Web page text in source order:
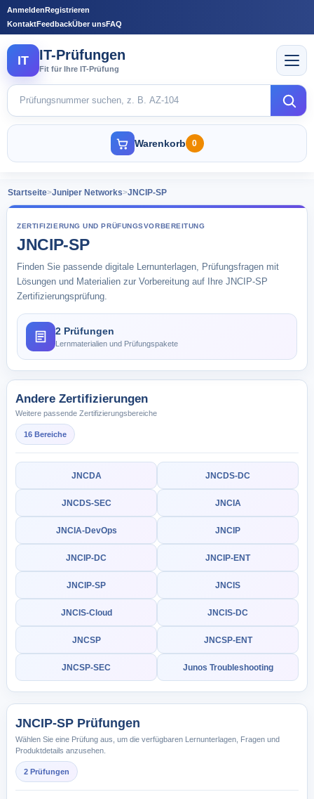
AnmeldenRegistrieren
KontaktFeedbackÜber unsFAQ
IT IT-Prüfungen
Fit für Ihre IT-Prüfung
Warenkorb 0
Startseite>Juniper Networks>JNCIP-SP
ZERTIFIZIERUNG UND PRÜFUNGSVORBEREITUNG
JNCIP-SP
Finden Sie passende digitale Lernunterlagen, Prüfungsfragen mit
Lösungen und Materialien zur Vorbereitung auf Ihre JNCIP-SP
Zertifizierungsprüfung.
2 Prüfungen
Lernmaterialien und Prüfungspakete
Andere Zertifizierungen
Weitere passende Zertifizierungsbereiche
16 Bereiche
JNCDA JNCDS-DC
JNCDS-SEC JNCIA
JNCIA-DevOps JNCIP
JNCIP-DC JNCIP-ENT
JNCIP-SP JNCIS
JNCIS-Cloud JNCIS-DC
JNCSP JNCSP-ENT
JNCSP-SEC Junos Troubleshooting
JNCIP-SP Prüfungen
Wählen Sie eine Prüfung aus, um die verfügbaren Lernunterlagen, Fragen und
Produktdetails anzusehen.
2 Prüfungen